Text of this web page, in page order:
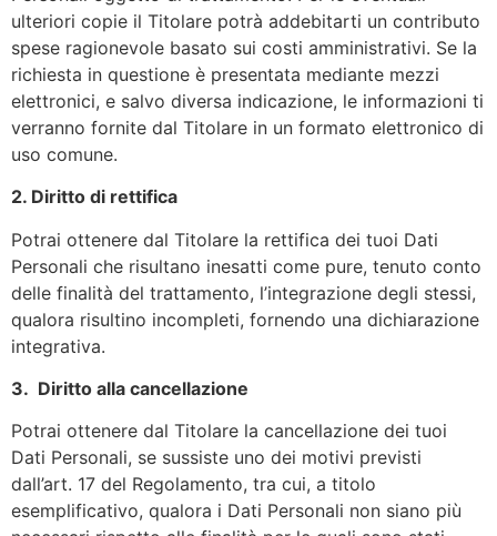
ulteriori copie il Titolare potrà addebitarti un contributo
spese ragionevole basato sui costi amministrativi. Se la
richiesta in questione è presentata mediante mezzi
elettronici, e salvo diversa indicazione, le informazioni ti
verranno fornite dal Titolare in un formato elettronico di
uso comune.
2. Diritto di rettifica
Potrai ottenere dal Titolare la rettifica dei tuoi Dati
Personali che risultano inesatti come pure, tenuto conto
delle finalità del trattamento, l’integrazione degli stessi,
qualora risultino incompleti, fornendo una dichiarazione
integrativa.
3. Diritto alla cancellazione
Potrai ottenere dal Titolare la cancellazione dei tuoi
Dati Personali, se sussiste uno dei motivi previsti
dall’art. 17 del Regolamento, tra cui, a titolo
esemplificativo, qualora i Dati Personali non siano più